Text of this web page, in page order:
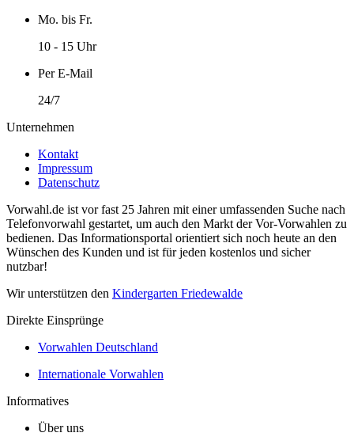
Mo. bis Fr.
10 - 15 Uhr
Per E-Mail
24/7
Unternehmen
Kontakt
Impressum
Datenschutz
Vorwahl.de ist vor fast 25 Jahren mit einer umfassenden Suche nach
Telefonvorwahl gestartet, um auch den Markt der Vor-Vorwahlen zu
bedienen. Das Informationsportal orientiert sich noch heute an den
Wünschen des Kunden und ist für jeden kostenlos und sicher
nutzbar!
Wir unterstützen den Kindergarten Friedewalde
Direkte Einsprünge
Vorwahlen Deutschland
Internationale Vorwahlen
Informatives
Über uns